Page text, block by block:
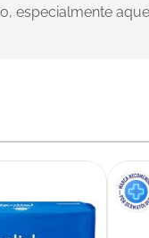
especialmente